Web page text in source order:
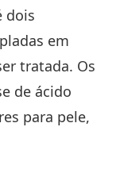
dois
em
tratada. Os
de ácido
para pele,